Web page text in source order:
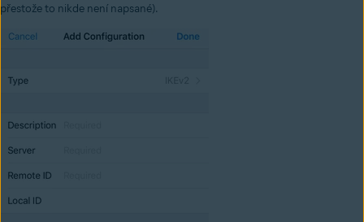
přestože to nikde není napsané).